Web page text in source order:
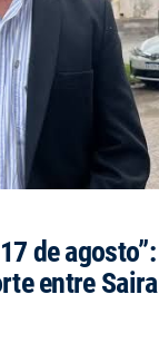
de
entre